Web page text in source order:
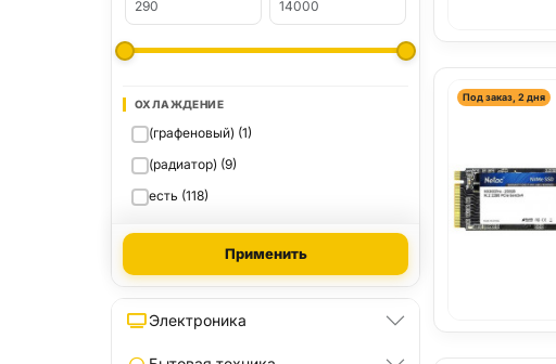
ОХЛАЖДЕНИЕ
(графеновый) (1)
(радиатор) (9)
есть (118)
Применить
Электроника
Под заказ, 2 дня